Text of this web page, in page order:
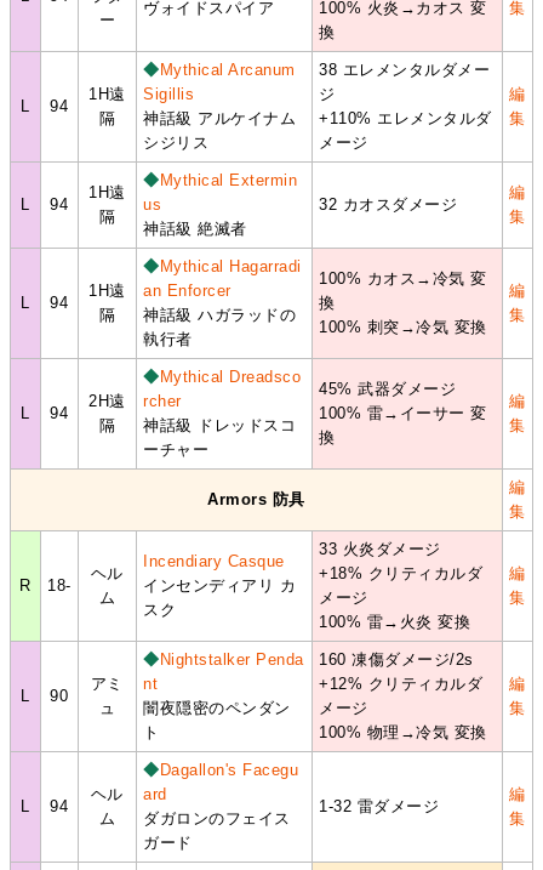
ー
ヴォイドスパイア
100% 火炎→カオス 変
換
集
L 94
1H遠
隔
◆ Mythical Arcanum
Sigillis
神話級 アルケイナム
シジリス
38 エレメンタルダメー
ジ
+110% エレメンタルダ
メージ
編
集
L 94
1H遠
隔
◆ Mythical Extermin
us
神話級 絶滅者
32 カオスダメージ
編
集
L 94
1H遠
隔
◆ Mythical Hagarradi
an Enforcer
神話級 ハガラッドの
執行者
100% カオス→冷気 変
換
100% 刺突→冷気 変換
編
集
L 94
2H遠
隔
◆ Mythical Dreadsco
rcher
神話級 ドレッドスコ
ーチャー
45% 武器ダメージ
100% 雷→イーサー 変
換
編
集
Armors 防具
編
集
R 18-
ヘル
ム
Incendiary Casque
インセンディアリ カ
スク
33 火炎ダメージ
+18% クリティカルダ
メージ
100% 雷→火炎 変換
編
集
L 90
アミ
ュ
◆ Nightstalker Penda
nt
闇夜隠密のペンダン
ト
160 凍傷ダメージ/2s
+12% クリティカルダ
メージ
100% 物理→冷気 変換
編
集
L 94
ヘル
ム
◆ Dagallon's Facegu
ard
ダガロンのフェイス
ガード
1-32 雷ダメージ
編
集